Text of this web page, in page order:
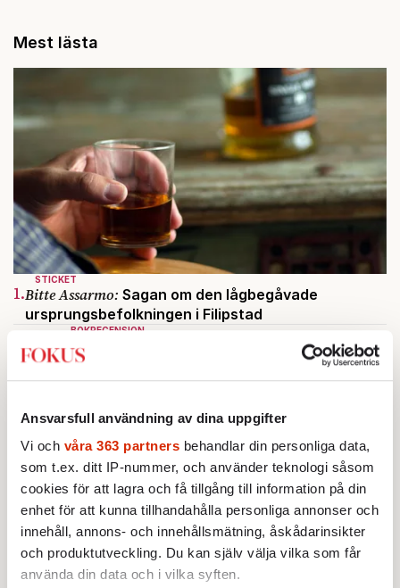
Ansvarsfull användning av dina uppgifter
Vi och våra 363 partners behandlar din personliga data,
som t.ex. ditt IP-nummer, och använder teknologi såsom
cookies för att lagra och få tillgång till information på din
enhet för att kunna tillhandahålla personliga annonser och
innehåll, annons- och innehållsmätning, åskådarinsikter
och produktutveckling. Du kan själv välja vilka som får
använda din data och i vilka syften.
Mest lästa
STICKET
1.Bitte Assarmo: Sagan om den lågbegåvade
ursprungsbefolkningen i Filipstad
BOKRECENSION
2.Den röda tråden som brast
Av: Gustaf Lewander
3.
franska civilisationen
KRÖNIKA
4.Nina Lekander:På ”Kommunisthögskolan” drömde
alla om att vara arbetarklass
5.Sakine Madon:Efter islamistdådet oroar sig
vänstern för Agnes Wold
STICKET
6.Dan Korn:Quisling, quislingar och sten i glashus